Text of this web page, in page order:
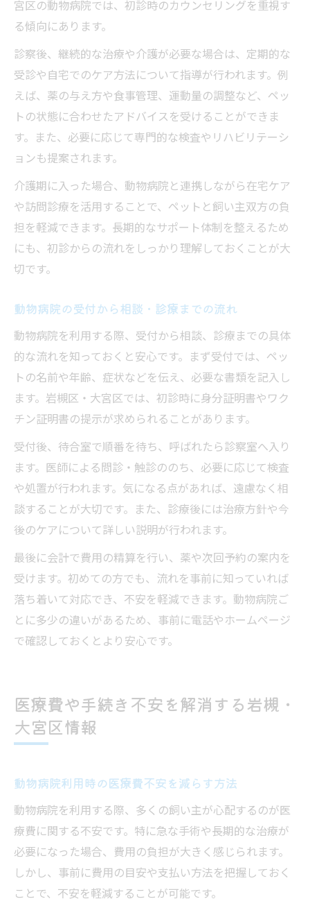
宮区の動物病院では、初診時のカウンセリングを重視す
る傾向にあります。
診察後、継続的な治療や介護が必要な場合は、定期的な
受診や自宅でのケア方法について指導が行われます。例
えば、薬の与え方や食事管理、運動量の調整など、ペッ
トの状態に合わせたアドバイスを受けることができま
す。また、必要に応じて専門的な検査やリハビリテーシ
ョンも提案されます。
介護期に入った場合、動物病院と連携しながら在宅ケア
や訪問診療を活用することで、ペットと飼い主双方の負
担を軽減できます。長期的なサポート体制を整えるため
にも、初診からの流れをしっかり理解しておくことが大
切です。
動物病院の受付から相談・診療までの流れ
動物病院を利用する際、受付から相談、診療までの具体
的な流れを知っておくと安心です。まず受付では、ペッ
トの名前や年齢、症状などを伝え、必要な書類を記入し
ます。岩槻区・大宮区では、初診時に身分証明書やワク
チン証明書の提示が求められることがあります。
受付後、待合室で順番を待ち、呼ばれたら診察室へ入り
ます。医師による問診・触診ののち、必要に応じて検査
や処置が行われます。気になる点があれば、遠慮なく相
談することが大切です。また、診療後には治療方針や今
後のケアについて詳しい説明が行われます。
最後に会計で費用の精算を行い、薬や次回予約の案内を
受けます。初めての方でも、流れを事前に知っていれば
落ち着いて対応でき、不安を軽減できます。動物病院ご
とに多少の違いがあるため、事前に電話やホームページ
で確認しておくとより安心です。
医療費や手続き不安を解消する岩槻・
大宮区情報
動物病院利用時の医療費不安を減らす方法
動物病院を利用する際、多くの飼い主が心配するのが医
療費に関する不安です。特に急な手術や長期的な治療が
必要になった場合、費用の負担が大きく感じられます。
しかし、事前に費用の目安や支払い方法を把握しておく
ことで、不安を軽減することが可能です。